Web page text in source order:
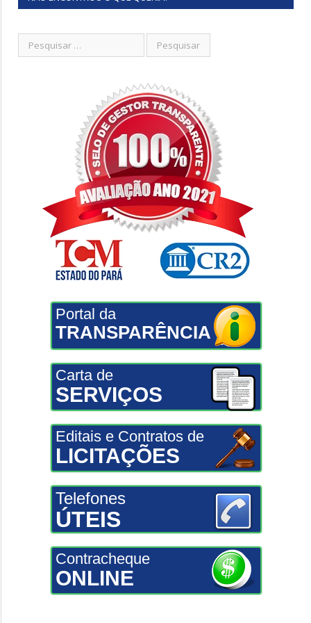
Portal da
TRANSPARÊNCIA
Carta de
SERVIÇOS
Editais e Contratos de
LICITAÇÕES
Telefones
ÚTEIS
Contracheque
ONLINE